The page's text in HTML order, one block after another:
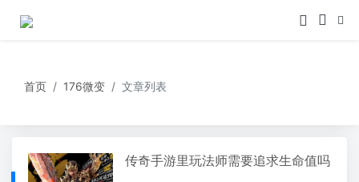
首页 176微变 文章列表
传奇手游里玩法师需要追求生命值吗